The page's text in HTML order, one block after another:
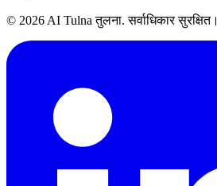
© 2026 AI Tulna तुलना. सर्वाधिकार सुरक्षित।